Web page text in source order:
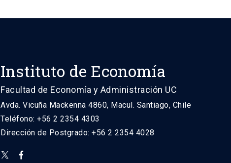
Instituto de Economía
Facultad de Economía y Administración UC
Avda. Vicuña Mackenna 4860, Macul. Santiago, Chile
Teléfono: +56 2 2354 4303
Dirección de Postgrado: +56 2 2354 4028